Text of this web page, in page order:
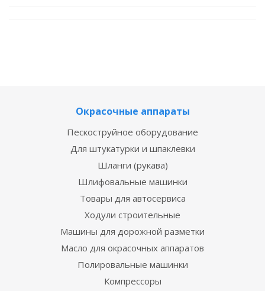
Окрасочные аппараты
Пескоструйное оборудование
Для штукатурки и шпаклевки
Шланги (рукава)
Шлифовальные машинки
Товары для автосервиса
Ходули строительные
Машины для дорожной разметки
Масло для окрасочных аппаратов
Полировальные машинки
Компрессоры